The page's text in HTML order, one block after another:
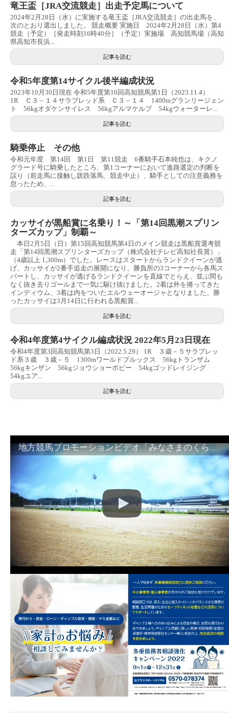
竜王盃［JRA交流競走］出走予定馬について
2024年2月28日（水）に実施する竜王盃［JRA交流競走］の出走馬を、
次のとおり選出しました。 競走概要 実施日 2024年2月28日（水）第4
競走（予定）［発走時刻16時40分］（予定）実施場 高知競馬場（高知
県高知市長浜...
記事を読む
令和5年度第14サイクル後半編成状況
2023年10月30日現在 令和5年度第10回高知競馬第1日（2023.11.4）
1R Ｃ３－１４サラブレッド系 Ｃ３－１４ 1400mグランリージェン
ト 56kgオダケンサイレス 56kgアルマケルブ 54kgウォーターレ...
記事を読む
騎乗停止 その他
令和元年度 第14回 第1日 第11競走 6番騎手石本純也は、キクノ
グラード号に騎乗したところ、第1コーナーにおいて進路選定の判断を
誤り（前走馬に接触し蹉跌落馬、競走中止）、騎手としての注意義務を
怠ったため、...
記事を読む
カッサイが黒船賞に名乗り！～「第14回黒潮スプリン
ターズカップ」制覇～
本日2月5日（日）第15回高知競馬第4日のメイン競走は黒船賞選考競
走「第14回黒潮スプリンターズカップ（株式会社テレビ高知社長賞）」
（4歳以上 1,300m）でした。レースはスタートからランドクイーンが逃
げ、カッサイが2番手追走の展開になり、勝負所の3コーナーから各馬ス
パートし、カッサイが逃げるランドクイーンを直線でとらえ、並ぶ間も
なく抜き去りゴールまで一気に駆け抜けました。2着は外を捲ってきた
インディウム、3着は内をついたエルウェーオージャとなりました。勝
ったカッサイは3月14日に行われる黒船賞...
記事を読む
令和4年度第4サイクル編成状況 2022年5月23日現在
令和4年度第3回高知競馬第3日（2022.5.29） 1R ３歳－５サラブレッ
ド系３歳 ３歳－５ 1300mワールドブルックス 56kgトランザム
56kgキンザン 56kgジョウショーポピー 54kgゴッドレイジング
54kgユア...
記事を読む
地方競馬プロモーションビデオ「みなさまのくらしのために」30秒篇｜NAR公式